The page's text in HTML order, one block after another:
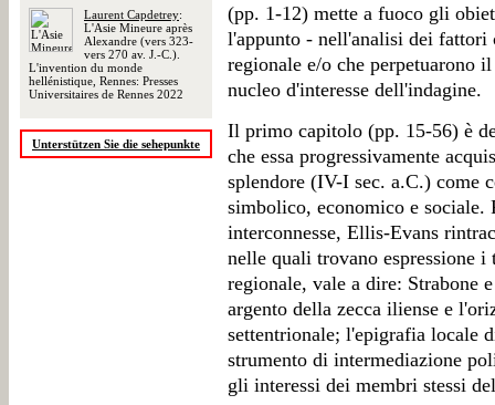
Laurent Capdetrey:
L'Asie Mineure après
Alexandre (vers 323-
vers 270 av. J.-C.).
L'invention du monde
hellénistique, Rennes: Presses
Universitaires de Rennes 2022
Unterstützen Sie die sehepunkte
(pp. 1-12) mette a fuoco gli
l'appunto - nell'analisi dei fattori
regionale e/o che perpetuarono
nucleo d'interesse dell'indagine.
Il primo capitolo (pp. 15-56) è
che essa progressivamente
splendore (IV-I sec. a.C.) come
simbolico, economico e sociale.
interconnesse, Ellis-Evans
nelle quali trovano espressione
regionale, vale a dire: Strabone
argento della zecca iliense e
settentrionale; l'epigrafia locale
strumento di intermediazione
gli interessi dei membri stessi